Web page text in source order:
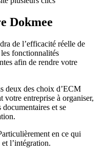
Dokmee
de l’efficacité réelle de
fonctionnalités
afin de rendre votre
deux des choix d’ECM
votre entreprise à organiser,
documentaires et se
en ce qui
l’intégration.